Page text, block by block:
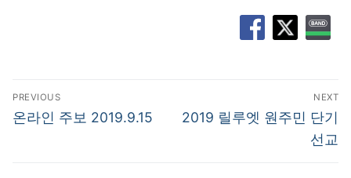
글
탐
PREVIOUS
Previous
온라인 주보 2019.9.15
NEXT
Next
2019 릴루엣 원주민 단기
선교